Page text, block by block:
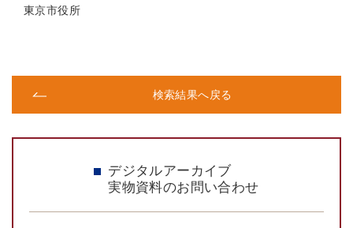
東京市役所
検索結果へ戻る
デジタルアーカイブ
実物資料のお問い合わせ